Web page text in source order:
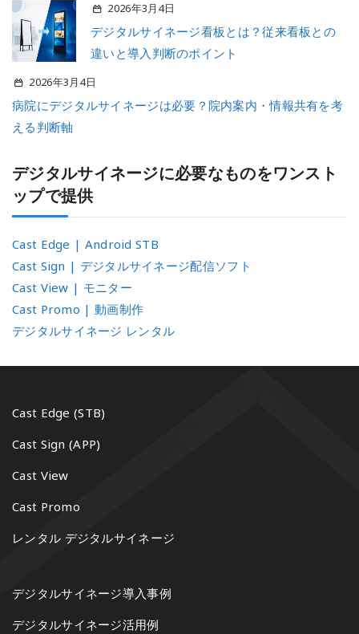
2026年3月4日
デジタルサイネージ看板とは？従来看板との
違いと導入判断のポイント
2026年3月4日
病院にデジタルサイネージは必要？院内案内・情報共有を考
える判断軸
デジタルサイネージに必要なものをワンスト
ップで提供
Cast Edge | Android STB
Cast Sign | デジタルサイネージ配信ソフト
Cast View | モニター
Cast Promo | 動画制作
デジタルサイネージ レンタル
Cast Edge (STB)
Cast Sign (APP)
Cast View
Cast Promo
レンタル デジタルサイネージ
デジタルサイネージ導入事例
デジタルサイネージ活用例